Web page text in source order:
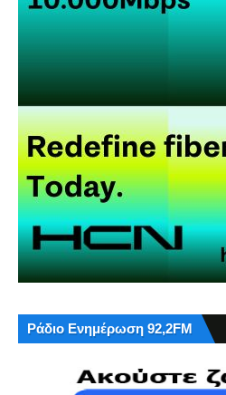
Ράδιο Ενημέρωση 92,2FM